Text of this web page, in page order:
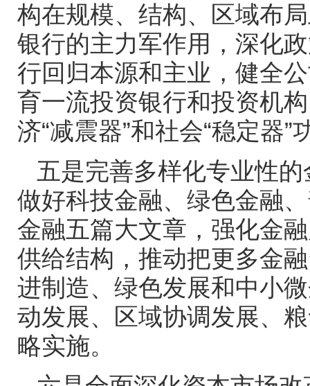
构在规模、结构、区域布
银行的主力军作用，深化
行回归本源和主业，健全
育一流投资银行和投资机
济“减震器”和社会“稳定器”
五是完善多样化专业性
做好科技金融、绿色金融
金融五篇大文章，强化金
供给结构，推动把更多金
进制造、绿色发展和中小
动发展、区域协调发展、
略实施。